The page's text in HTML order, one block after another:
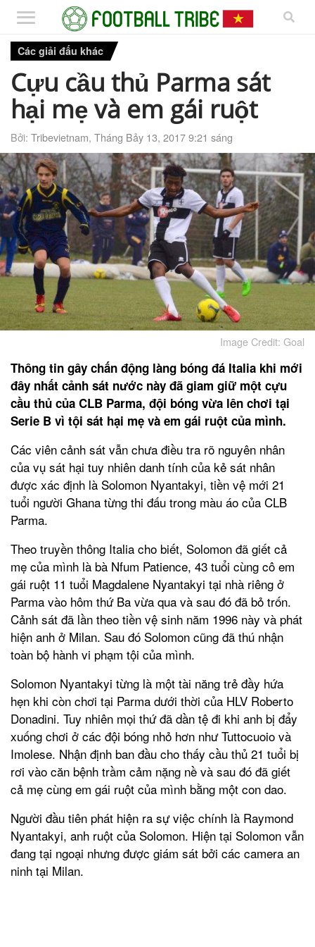
Các giải đấu khác
Cựu cầu thủ Parma sát
hại mẹ và em gái ruột
Bởi: Tribevietnam, Tháng Bảy 13, 2017 9:21 sáng
Image Credit: Goal
Thông tin gây chấn động làng bóng đá Italia khi mới
đây nhất cảnh sát nước này đã giam giữ một cựu
cầu thủ của CLB Parma, đội bóng vừa lên chơi tại
Serie B vì tội sát hại mẹ và em gái ruột của mình.
Các viên cảnh sát vẫn chưa điều tra rõ nguyên nhân
của vụ sát hại tuy nhiên danh tính của kẻ sát nhân
được xác định là Solomon Nyantakyi, tiền vệ mới 21
tuổi người Ghana từng thi đấu trong màu áo của CLB
Parma.
Theo truyền thông Italia cho biết, Solomon đã giết cả
mẹ của mình là bà Nfum Patience, 43 tuổi cùng cô em
gái ruột 11 tuổi Magdalene Nyantakyi tại nhà riêng ở
Parma vào hôm thứ Ba vừa qua và sau đó đã bỏ trốn.
Cảnh sát đã lần theo tiền vệ sinh năm 1996 này và phát
hiện anh ở Milan. Sau đó Solomon cũng đã thú nhận
toàn bộ hành vi phạm tội của mình.
Solomon Nyantakyi từng là một tài năng trẻ đầy hứa
hẹn khi còn chơi tại Parma dưới thời của HLV Roberto
Donadini. Tuy nhiên mọi thứ đã dần tệ đi khi anh bị đẩy
xuống chơi ở các đội bóng nhỏ hơn như Tuttocuoio và
Imolese. Nhận định ban đầu cho thấy cầu thủ 21 tuổi bị
rơi vào căn bệnh trầm cảm nặng nề và sau đó đã giết
cả mẹ cùng em gái ruột của mình bằng một con dao.
Người đầu tiên phát hiện ra sự việc chính là Raymond
Nyantakyi, anh ruột của Solomon. Hiện tại Solomon vẫn
đang tại ngoại nhưng được giám sát bởi các camera an
ninh tại Milan.